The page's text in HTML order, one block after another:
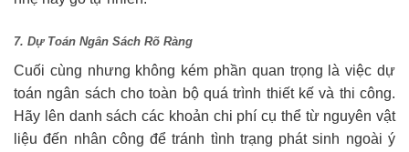
7. Dự Toán Ngân Sách Rõ Ràng
Cuối cùng nhưng không kém phần quan trọng là việc dự
toán ngân sách cho toàn bộ quá trình thiết kế và thi công.
Hãy lên danh sách các khoản chi phí cụ thể từ nguyên vật
liệu đến nhân công để tránh tình trạng phát sinh ngoài ý